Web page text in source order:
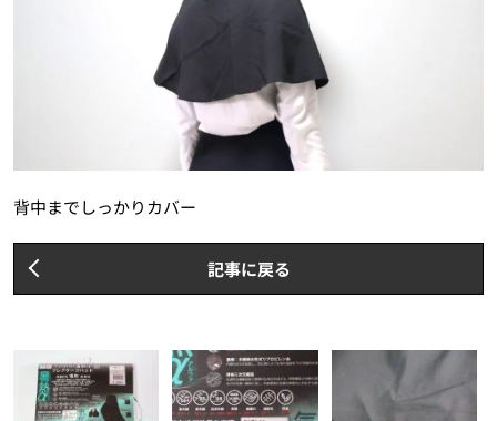
背中までしっかりカバー
記事に戻る